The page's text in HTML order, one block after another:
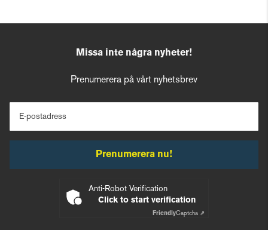
Missa inte några nyheter!
Prenumerera på vårt nyhetsbrev
E-postadress
Prenumerera nu!
Anti-Robot Verification
Click to start verification
FriendlyCaptcha ⇗